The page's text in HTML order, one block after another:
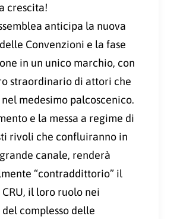
crescita!
anticipa la nuova
Convenzioni e la fase
in un unico marchio, con
straordinario di attori che
medesimo palcoscenico.
e la messa a regime di
rivoli che confluiranno in
canale, renderà
“contraddittorio” il
CRU, il loro ruolo nei
complesso delle